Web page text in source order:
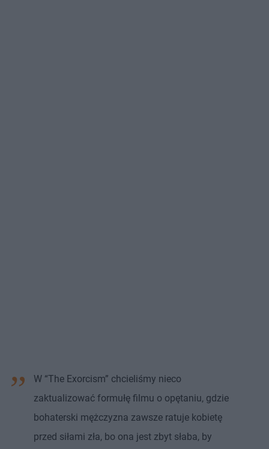
W “The Exorcism” chcieliśmy nieco
zaktualizować formułę filmu o opętaniu, gdzie
bohaterski mężczyzna zawsze ratuje kobietę
przed siłami zła, bo ona jest zbyt słaba, by